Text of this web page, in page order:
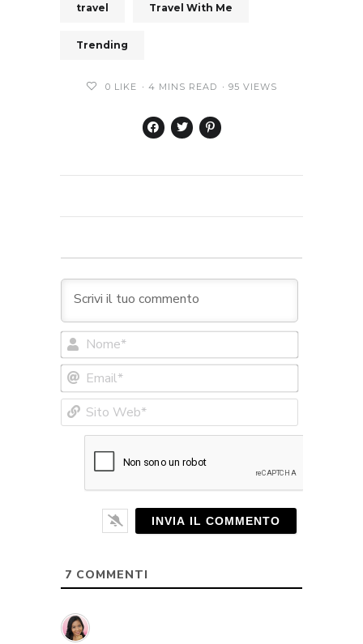
travel Travel With Me
Trending
0 LIKE 4 MINS READ 95 VIEWS
Nome*
Web*
7 COMMENTI